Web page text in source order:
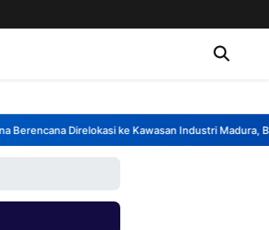
Direlokasi ke Kawasan Industri Madura,